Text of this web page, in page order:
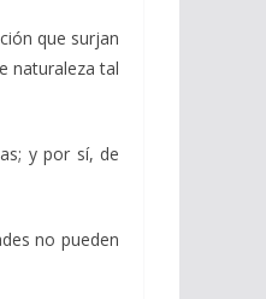
que surjan
naturaleza tal
y por sí, de
no pueden